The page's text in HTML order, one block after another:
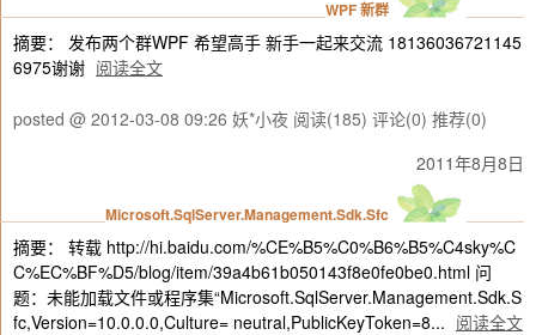
WPF 新群
摘要： 发布两个群WPF 希望高手 新手一起来交流 18136036721145
6975谢谢 阅读全文
posted @ 2012-03-08 09:26 妖*小夜 阅读(185) 评论(0) 推荐(0)
2011年8月8日
Microsoft.SqlServer.Management.Sdk.Sfc
摘要： 转载 http://hi.baidu.com/%CE%B5%C0%B6%B5%C4sky%C
C%EC%BF%D5/blog/item/39a4b61b050143f8e0fe0be0.html 问
题：未能加载文件或程序集“Microsoft.SqlServer.Management.Sdk.S
fc,Version=10.0.0.0,Culture= neutral,PublicKeyToken=8... 阅读全文